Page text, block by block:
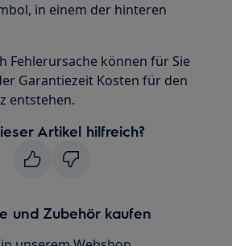
in einem der hinteren
Fehlerursache können für Sie
Garantiezeit Kosten für den
entstehen.
Artikel hilfreich?
und Zubehör kaufen